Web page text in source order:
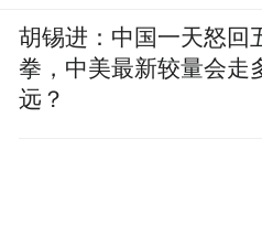
胡锡进：中国一天怒回
拳，中美最新较量会走
远？